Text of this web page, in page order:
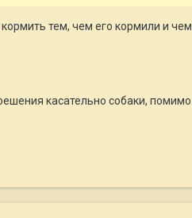
тем, чем его кормили и
касательно собаки, помимо